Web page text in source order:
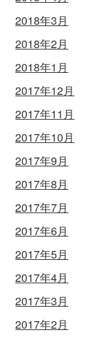
2018年3月
2018年2月
2018年1月
2017年12月
2017年11月
2017年10月
2017年9月
2017年8月
2017年7月
2017年6月
2017年5月
2017年4月
2017年3月
2017年2月